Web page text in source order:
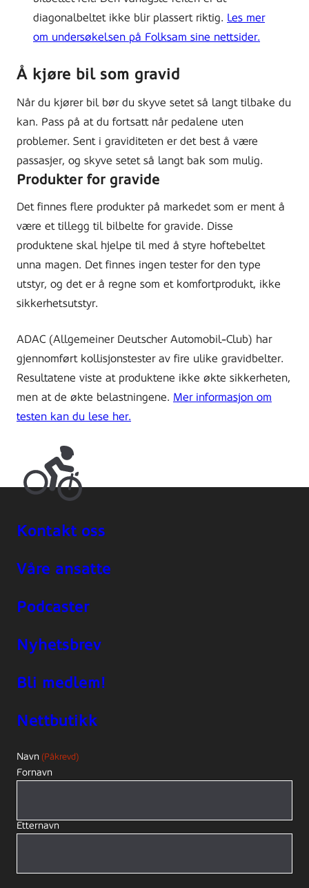
diagonalbeltet ikke blir plassert riktig. Les mer
om undersøkelsen på Folksam sine nettsider.
Å kjøre bil som gravid
Når du kjører bil bør du skyve setet så langt tilbake du
kan. Pass på at du fortsatt når pedalene uten
problemer. Sent i graviditeten er det best å være
passasjer, og skyve setet så langt bak som mulig.
Produkter for gravide
Det finnes flere produkter på markedet som er ment å
være et tillegg til bilbelte for gravide. Disse
produktene skal hjelpe til med å styre hoftebeltet
unna magen. Det finnes ingen tester for den type
utstyr, og det er å regne som et komfortprodukt, ikke
sikkerhetsutstyr.
ADAC (Allgemeiner Deutscher Automobil-Club) har
gjennomført kollisjonstester av fire ulike gravidbelter.
Resultatene viste at produktene ikke økte sikkerheten,
men at de økte belastningene. Mer informasjon om
testen kan du lese her.
Kontakt oss
Våre ansatte
Podcaster
Nyhetsbrev
Bli medlem!
Nettbutikk
Navn (Påkrevd)
Fornavn
Etternavn